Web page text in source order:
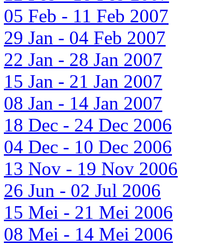
05 Feb - 11 Feb 2007
29 Jan - 04 Feb 2007
22 Jan - 28 Jan 2007
15 Jan - 21 Jan 2007
08 Jan - 14 Jan 2007
18 Dec - 24 Dec 2006
04 Dec - 10 Dec 2006
13 Nov - 19 Nov 2006
26 Jun - 02 Jul 2006
15 Mei - 21 Mei 2006
08 Mei - 14 Mei 2006